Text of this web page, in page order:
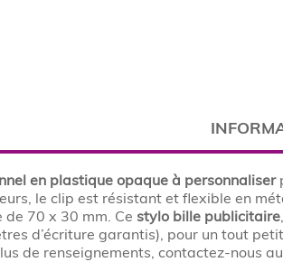
en plastique opaque à personnaliser
le clip est résistant et flexible en
70 x 30 mm. Ce stylo bille publicitaire
d’écriture garantis), pour un tout
de renseignements, contactez-nous